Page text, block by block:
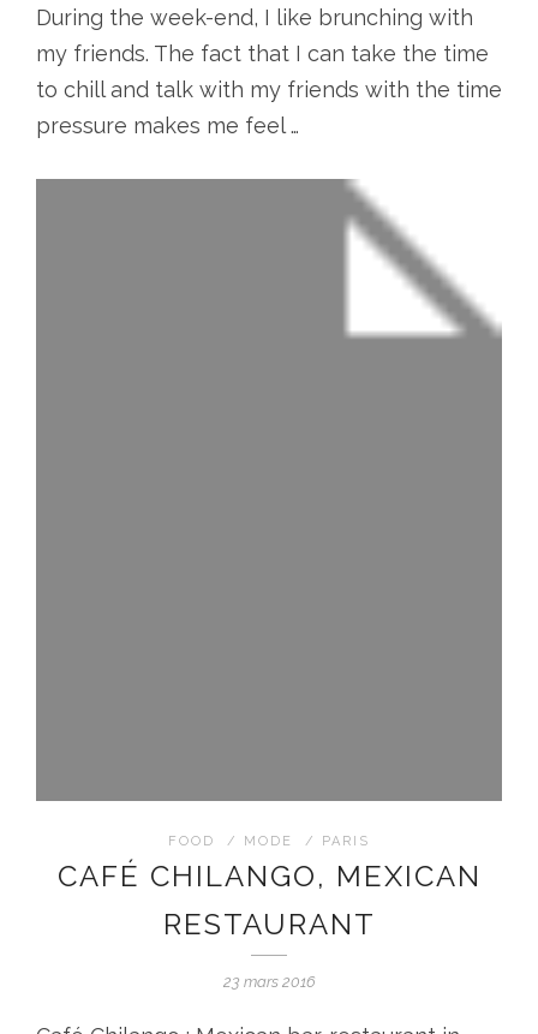
During the week-end, I like brunching with
my friends. The fact that I can take the time
to chill and talk with my friends with the time
pressure makes me feel …
FOOD / MODE / PARIS
CAFÉ CHILANGO, MEXICAN
RESTAURANT
23 mars 2016